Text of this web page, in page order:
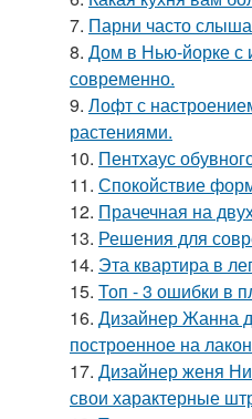
7. Парни часто
8. Дом в Нью-йорке с
современно.
9. Лофт с
растениями.
10. Пентхаус
11. Спокойствие
12. Прачечная на
13. Решения для
14. Эта квартира в
15. Топ - 3 ошибки в
16. Дизайнер Жанна
построенное на
17. Дизайнер женя
свои характерные